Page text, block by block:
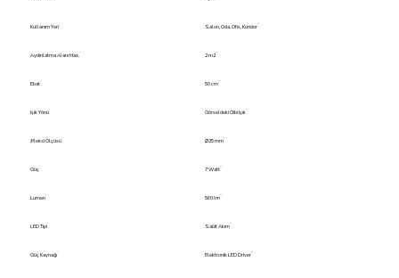
Kullanım Yeri Salon, Oda, Ofis, Koridor
Aydınlatma Alanı Max. 2 m2
Ebat 50 cm
Işık Yönü Görseldeki Gibi Işık
;Pleksi Ölçüsü Ø25 mm
Güç 7 Watt
Lumen 560 lm
LED Tipi Sabit Akım
Güç Kaynağı Elektronik LED Driver